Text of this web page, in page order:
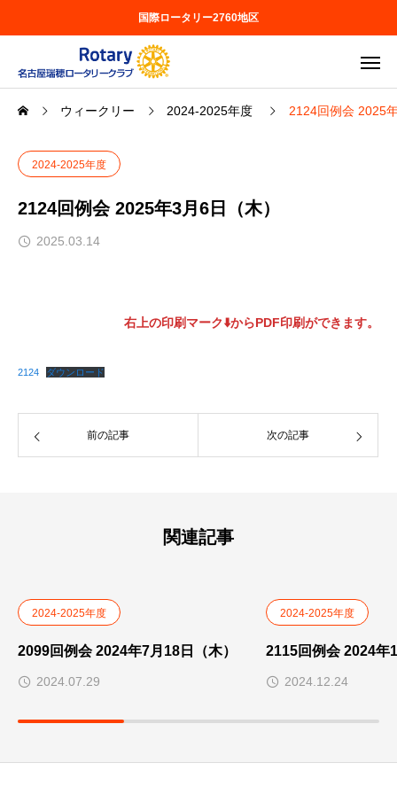
国際ロータリー2760地区
ウィークリー 2024-2025年度 2124回例会 2025
2024-2025年度
2124回例会 2025年3月6日（木）
2025.03.14
右上の印刷マーク⬇️からPDF印刷ができます。
2124 ダウンロード
前の記事 次の記事
関連記事
2024-2025年度
2099回例会 2024年7月18日（木）
2024.07.29
2024-2025年度
2115回例会 2024年
2024.12.24